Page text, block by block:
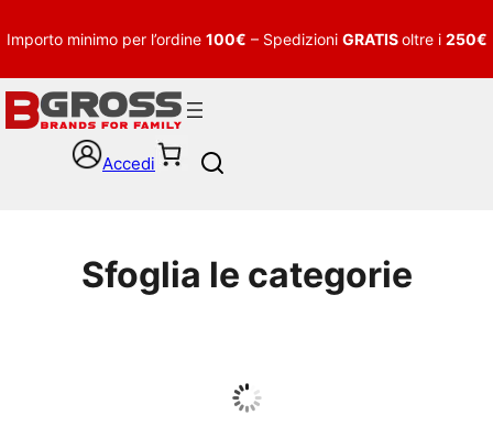
Importo minimo per l’ordine 100€ – Spedizioni GRATISoltre i 250€
Accedi
h
Sfoglia le categorie
Guarda tutto